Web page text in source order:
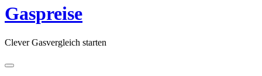
content
Gaspreise
Clever Gasvergleich starten